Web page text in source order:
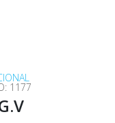
1177